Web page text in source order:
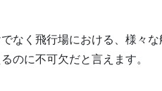
なく飛行場における、様々
のに不可欠だと言えます。